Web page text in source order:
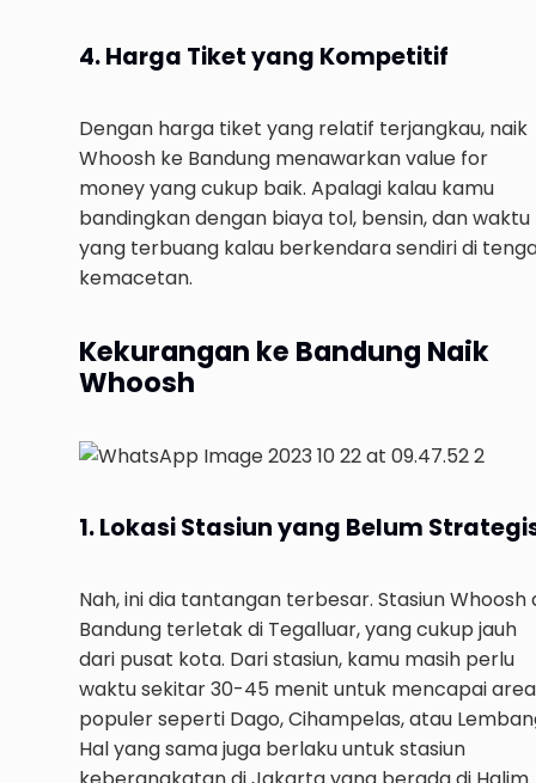
4. Harga Tiket yang Kompetitif
Dengan harga tiket yang relatif terjangkau, naik
Whoosh ke Bandung menawarkan value for
money yang cukup baik. Apalagi kalau kamu
bandingkan dengan biaya tol, bensin, dan waktu
yang terbuang kalau berkendara sendiri di
kemacetan.
Kekurangan ke Bandung Naik
Whoosh
1. Lokasi Stasiun yang Belum
Nah, ini dia tantangan terbesar. Stasiun Whoosh
Bandung terletak di Tegalluar, yang cukup jauh
dari pusat kota. Dari stasiun, kamu masih perlu
waktu sekitar 30-45 menit untuk mencapai area
populer seperti Dago, Cihampelas, atau
Hal yang sama juga berlaku untuk stasiun